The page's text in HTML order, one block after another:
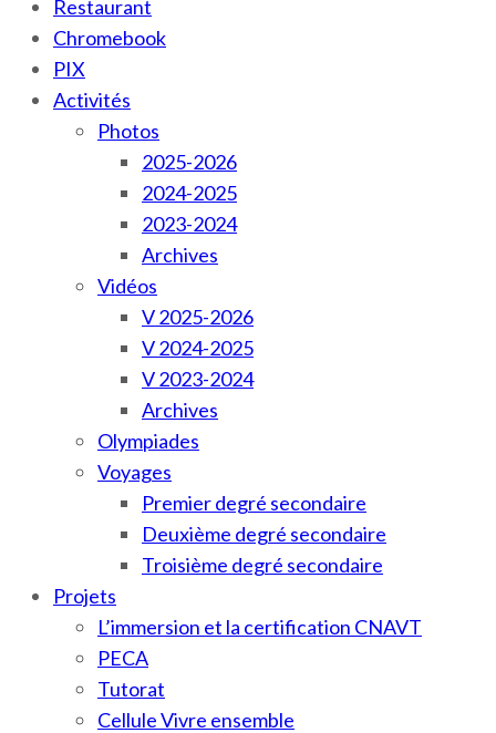
Restaurant
Chromebook
PIX
Activités
Photos
2025-2026
2024-2025
2023-2024
Archives
Vidéos
V 2025-2026
V 2024-2025
V 2023-2024
Archives
Olympiades
Voyages
Premier degré secondaire
Deuxième degré secondaire
Troisième degré secondaire
Projets
L’immersion et la certification CNAVT
PECA
Tutorat
Cellule Vivre ensemble